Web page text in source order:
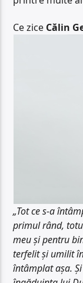
Ce zice Călin
„Tot ce s-a
primul rând,
meu și pentru
terfelit și umilit
întâmplat așa.